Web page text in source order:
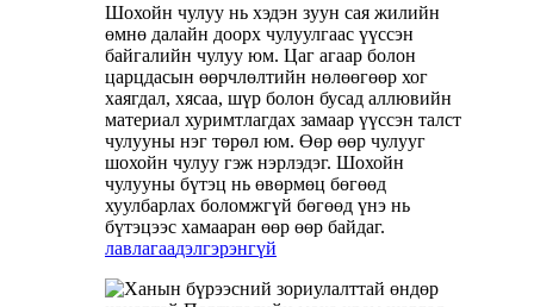
Шохойн чулуу нь хэдэн зуун сая жилийн
өмнө далайн доорх чулуулгаас үүссэн
байгалийн чулуу юм. Цаг агаар болон
царцдасын өөрчлөлтийн нөлөөгөөр хог
хаягдал, хясаа, шүр болон бусад аллювийн
материал хуримтлагдах замаар үүссэн талст
чулууны нэг төрөл юм. Өөр өөр чулууг
шохойн чулуу гэж нэрлэдэг. Шохойн
чулууны бүтэц нь өвөрмөц бөгөөд
хуулбарлах боломжгүй бөгөөд үнэ нь
бүтэцээс хамааран өөр өөр байдаг.
лавлагаадэлгэрэнгүй